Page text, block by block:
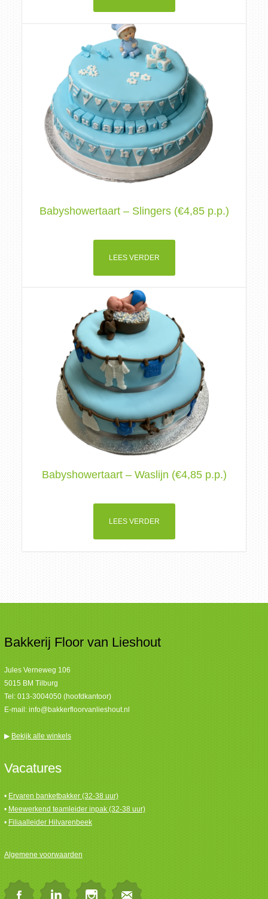
Babyshowertaart – Slingers (€4,85 p.p.)
LEES VERDER
Babyshowertaart – Waslijn (€4,85 p.p.)
LEES VERDER
Bakkerij Floor van Lieshout
Jules Verneweg 106
5015 BM Tilburg
Tel: 013-3004050 (hoofdkantoor)
E-mail: info@bakkerfloorvanlieshout.nl
▶ Bekijk alle winkels
Vacatures
• Ervaren banketbakker (32-38 uur)
• Meewerkend teamleider inpak (32-38 uur)
• Filiaalleider Hilvarenbeek
Algemene voorwaarden